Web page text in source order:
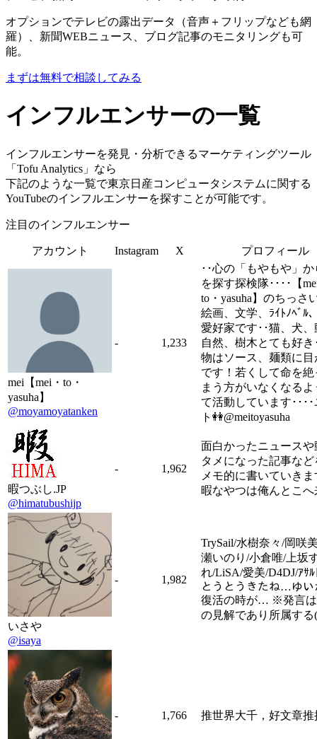
オプションでテレビの露出データ（音声＋フリップなども網
羅）、新聞WEBニュース、ブログ記事のモニタリングも可
能。
まずは無料で相談してみる
インフルエンサーの一覧
インフルエンサーを発見・分析できるマーケティングツール
「Tofu Analytics」なら
下記のような一覧で東京日産コンピュータシステムに関する
YouTubeのインフルエンサーを探すことが可能です。
注目のインフルエンサー
アカウント Instagram X プロフィール
mei【mei・to・
yasuha】
@moyamoyatanken
- 1,233
･･心の「もやもや」
を探す探検隊････【
to・yasuha】のちっさ
絵画、文学、ﾗｲﾄﾉﾍﾞﾙ
愛好家です･･猫、犬、
自然、樹木とても好き
物はソース、麺類に目
です！若くして命を絶
まう方がいなくなる
て活動しています･･･
ト👭@meitoyasuha
暇つぶし.JP
@himatubushijp
- 1,962
面白かったニュースや
タメになった記事な
メモ的に書いていきま
暇なやつは俺んとこへ
いさや
@isaya
- 1,982
TrySail/水樹奈々/岡咲
瀬いのり/小倉唯/上坂
れ/LiSA/愛美/D4DJ/ｱｻﾙ
とうとうきたね…ゆい
復活の時が… ※発言
の見解であり所属する
- 1,766 推世界大千，好文章推